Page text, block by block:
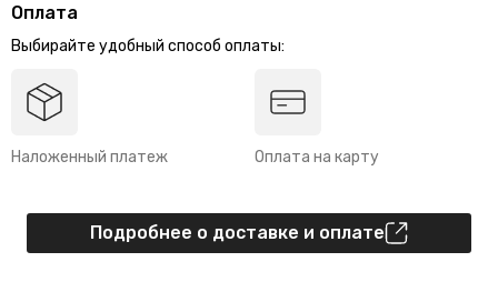
Оплата
Выбирайте удобный способ оплаты:
Наложенный платеж Оплата на карту
Подробнее о доставке и оплате